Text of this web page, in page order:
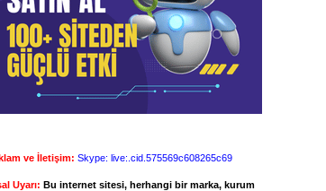
ve İletişim: Skype: live:.cid.575569c608265c69
Uyarı: Bu internet sitesi, herhangi bir marka, kurum